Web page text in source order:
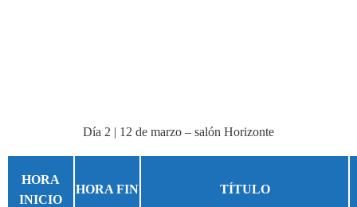
Día 2 | 12 de marzo – salón Horizonte
HORA
INICIO
HORA FIN TÍTULO